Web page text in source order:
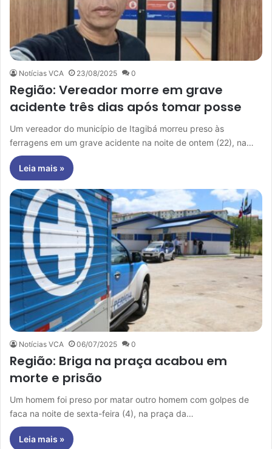
Notícias VCA 23/08/2025 0
Região: Vereador morre em grave
acidente três dias após tomar posse
Um vereador do município de Itagibá morreu preso às
ferragens em um grave acidente na noite de ontem (22), na…
Leia mais »
Notícias VCA 06/07/2025 0
Região: Briga na praça acabou em
morte e prisão
Um homem foi preso por matar outro homem com golpes de
faca na noite de sexta-feira (4), na praça da…
Leia mais »